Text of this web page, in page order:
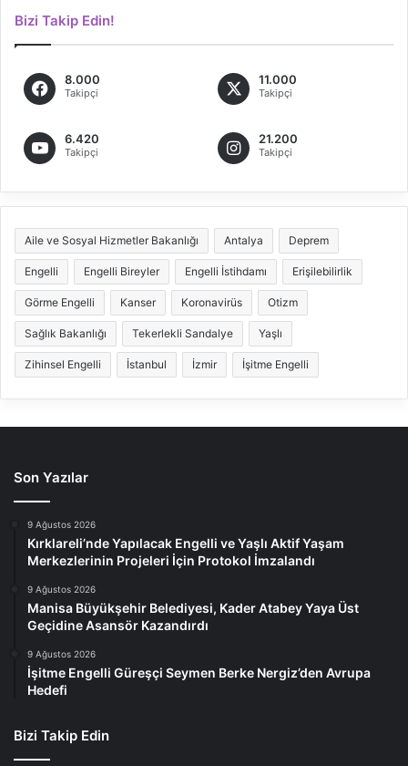
Bizi Takip Edin!
8.000
Takipçi
11.000
Takipçi
6.420
Takipçi
21.200
Takipçi
Aile ve Sosyal Hizmetler Bakanlığı Antalya Deprem
Engelli Engelli Bireyler Engelli İstihdamı Erişilebilirlik
Görme Engelli Kanser Koronavirüs Otizm
Sağlık Bakanlığı Tekerlekli Sandalye Yaşlı
Zihinsel Engelli İstanbul İzmir İşitme Engelli
Son Yazılar
9 Ağustos 2026
Kırklareli’nde Yapılacak Engelli ve Yaşlı Aktif Yaşam
Merkezlerinin Projeleri İçin Protokol İmzalandı
9 Ağustos 2026
Manisa Büyükşehir Belediyesi, Kader Atabey Yaya Üst
Geçidine Asansör Kazandırdı
9 Ağustos 2026
İşitme Engelli Güreşçi Seymen Berke Nergiz’den Avrupa
Hedefi
Bizi Takip Edin